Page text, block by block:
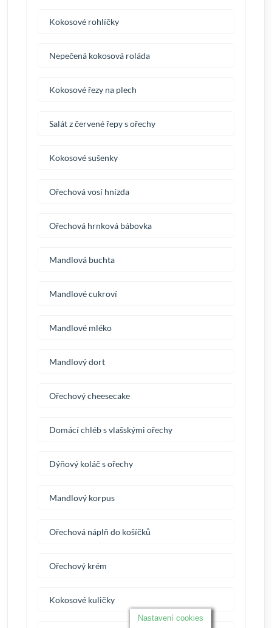
Kokosové rohlíčky
Nepečená kokosová roláda
Kokosové řezy na plech
Salát z červené řepy s ořechy
Kokosové sušenky
Ořechová vosí hnízda
Ořechová hrnková bábovka
Mandlová buchta
Mandlové cukroví
Mandlové mléko
Mandlový dort
Ořechový cheesecake
Domácí chléb s vlašskými ořechy
Dýňový koláč s ořechy
Mandlový korpus
Ořechová náplň do košíčků
Ořechový krém
Kokosové kuličky
Nastavení cookies